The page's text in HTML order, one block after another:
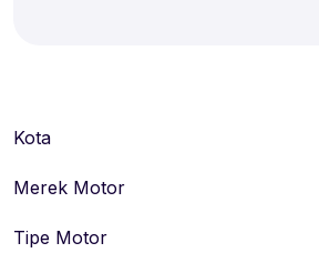
Kota
Merek Motor
Tipe Motor